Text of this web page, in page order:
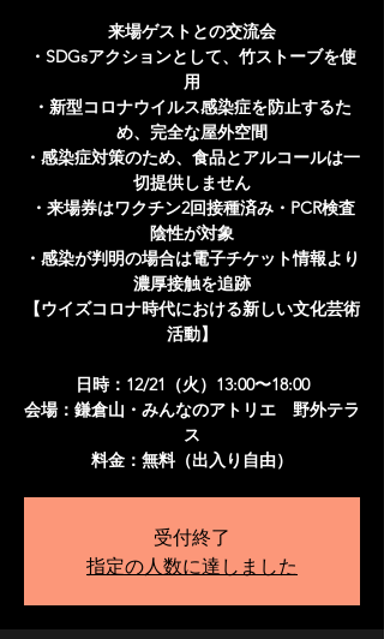
来場ゲストとの交流会
・SDGsアクションとして、竹ストーブを使
用
・新型コロナウイルス感染症を防止するた
め、完全な屋外空間
・感染症対策のため、食品とアルコールは一
切提供しません
・来場券はワクチン2回接種済み・PCR検査
陰性が対象
・感染が判明の場合は電子チケット情報より
濃厚接触を追跡
【ウイズコロナ時代における新しい文化芸術
活動】
日時：12/21（火）13:00〜18:00
会場：鎌倉山・みんなのアトリエ 野外テラ
ス
料金：無料（出入り自由）
受付終了
指定の人数に達しました